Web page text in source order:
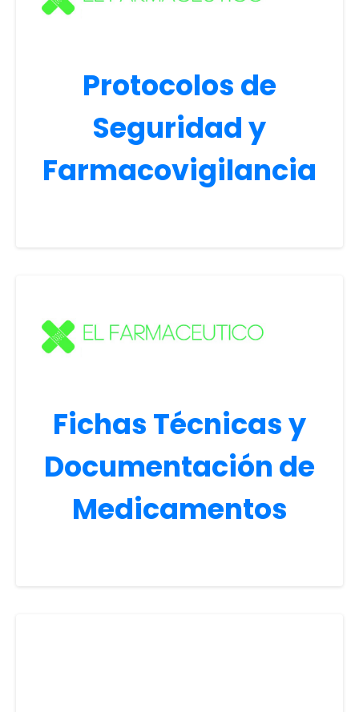
Protocolos de
Seguridad y
Farmacovigilancia
Fichas Técnicas y
Documentación de
Medicamentos